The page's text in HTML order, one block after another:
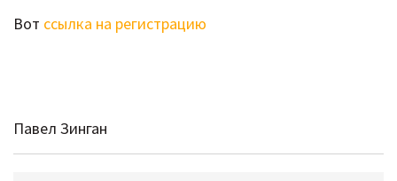
Вот ссылка на регистрацию
Павел Зинган